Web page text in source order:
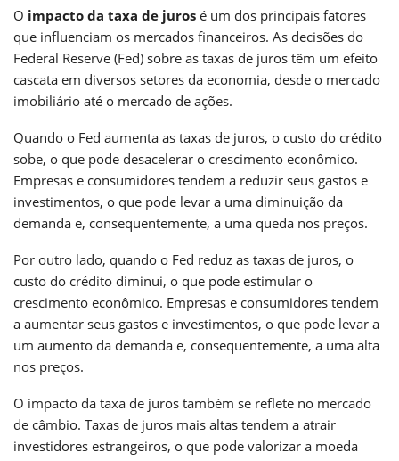
O impacto da taxa de juros é um dos principais fatores
que influenciam os mercados financeiros. As decisões do
Federal Reserve (Fed) sobre as taxas de juros têm um efeito
cascata em diversos setores da economia, desde o mercado
imobiliário até o mercado de ações.
Quando o Fed aumenta as taxas de juros, o custo do crédito
sobe, o que pode desacelerar o crescimento econômico.
Empresas e consumidores tendem a reduzir seus gastos e
investimentos, o que pode levar a uma diminuição da
demanda e, consequentemente, a uma queda nos preços.
Por outro lado, quando o Fed reduz as taxas de juros, o
custo do crédito diminui, o que pode estimular o
crescimento econômico. Empresas e consumidores tendem
a aumentar seus gastos e investimentos, o que pode levar a
um aumento da demanda e, consequentemente, a uma alta
nos preços.
O impacto da taxa de juros também se reflete no mercado
de câmbio. Taxas de juros mais altas tendem a atrair
investidores estrangeiros, o que pode valorizar a moeda